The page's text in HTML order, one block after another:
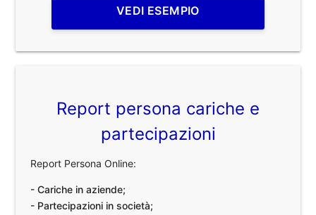
VEDI ESEMPIO
Report persona cariche e
partecipazioni
Report Persona Online:
- Cariche in aziende;
- Partecipazioni in società;